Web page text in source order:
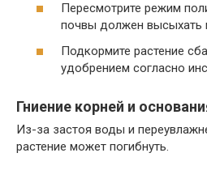
Пересмотрите режим
почвы должен высыхать
Подкормите растение
удобрением согласно
Гниение корней и
Из-за застоя воды и
растение может погибнуть.